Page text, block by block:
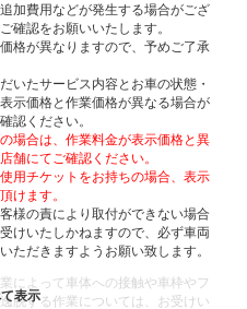
加費用などが発生する場合がござ
確認をお願いいたします。
格が異なりますので、予めご了承
いたサービス内容とお車の状態・
示価格と作業価格が異なる場合が
認ください。
場合は、作業料金が表示価格と異
舗にてご確認ください。
用チケットをお持ちの場合、表示
けます。
様の責により取付ができない場合
けいたしかねますので、必ず車両
ただきますようお願い致します。
によって車体への接触や車枠やフ
脱する作業については、お受けい